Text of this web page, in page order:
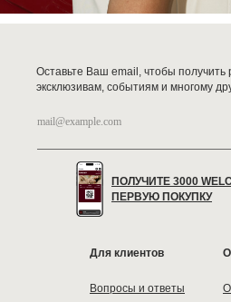
Для клиентов
Вопросы и ответы
ПОЛУЧИТЕ 3000
ПЕРВУЮ ПОКУПКУ
Оставьте Ваш email, чтобы получить
эксклюзивам, событиям и многому